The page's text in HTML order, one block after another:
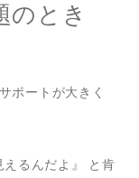
のとき
ポートが大きく
えるんだよ』 と肯